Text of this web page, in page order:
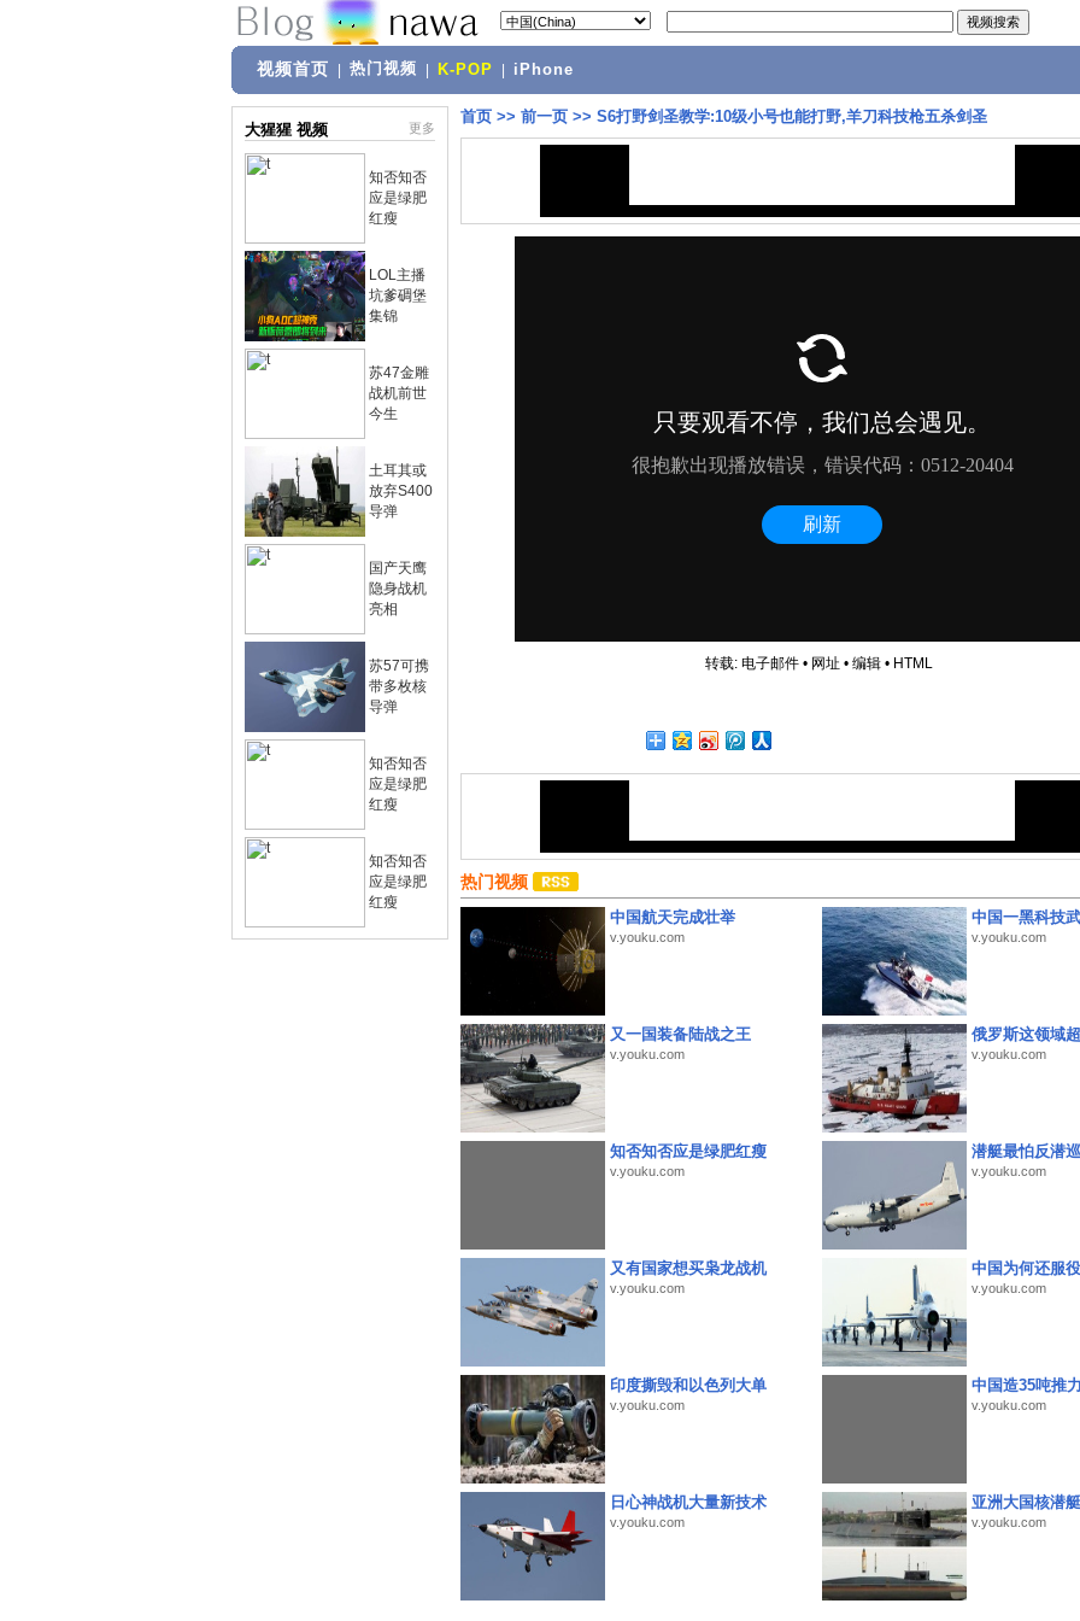
视频首页 热门视频 K-POP iPhone
大猩猩 视频 更多
知否知否
应是绿肥
红瘦
LOL主播
坑爹碉堡
集锦
苏47金雕
战机前世
今生
土耳其或
放弃S400
导弹
国产天鹰
隐身战机
亮相
苏57可携
带多枚核
导弹
知否知否
应是绿肥
红瘦
知否知否
应是绿肥
红瘦
首页 >> 前一页 >> S6打野剑圣教学:10级小号也能打野,羊刀科技枪五杀剑圣
转载: 电子邮件• 网址 • 编辑• HTML
热门视频
中国航天完成壮举
v.youku.com
中国一黑科技
v.youku.com
又一国装备陆战之王
v.youku.com
俄罗斯这领域
v.youku.com
知否知否应是绿肥红瘦
v.youku.com
潜艇最怕反潜
v.youku.com
又有国家想买枭龙战机
v.youku.com
中国为何还服
v.youku.com
印度撕毁和以色列大单
v.youku.com
中国造35吨推
v.youku.com
日心神战机大量新技术
v.youku.com
亚洲大国核潜
v.youku.com